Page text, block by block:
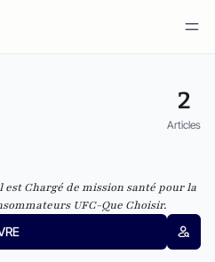
2
Articles
Chargé de mission santé pour la
UFC-Que Choisir.